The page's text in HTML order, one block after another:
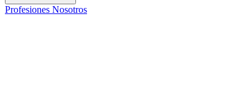
Profesiones Nosotros